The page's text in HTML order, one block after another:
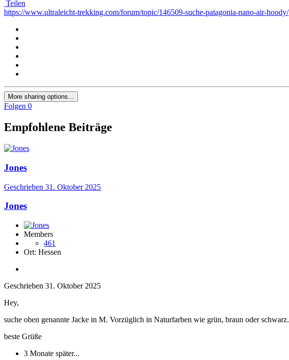
Teilen
https://www.ultraleicht-trekking.com/forum/topic/146509-suche-patagonia-nano-air-hoody/
More sharing options...
Folgen 0
Empfohlene Beiträge
Jones
Geschrieben 31. Oktober 2025
Jones
Members
461
Ort: Hessen
Geschrieben 31. Oktober 2025
Hey,
suche oben genannte Jacke in M. Vorzüglich in Naturfarben wie grün, braun oder schwarz.
beste Grüße
3 Monate später...